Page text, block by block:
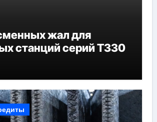
жал для
станций серий T330